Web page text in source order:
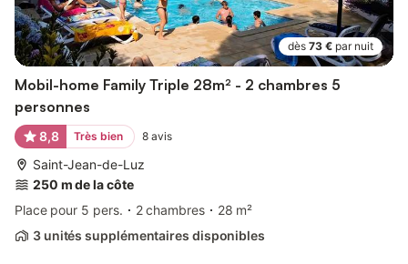
dès 73 € par nuit
Mobil-home Family Triple 28m² - 2 chambres 5
personnes
8,8 Très bien 8 avis
Saint-Jean-de-Luz
250 m de la côte
Place pour 5 pers.
2 chambres
28 m²
3 unités supplémentaires disponibles